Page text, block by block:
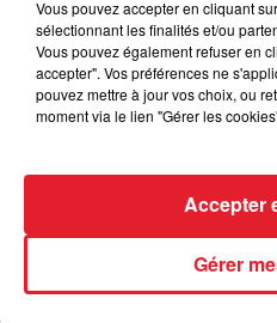
21 Savage
Shirley,
Destiny's
venir
Vous pouvez accepter en cliquant
sélectionnant les finalités et/ou
Vous pouvez également refuser en
accepter". Vos préférences ne
pouvez mettre à jour vos choix, ou
moment via le lien "Gérer les
Gérer
Accepter